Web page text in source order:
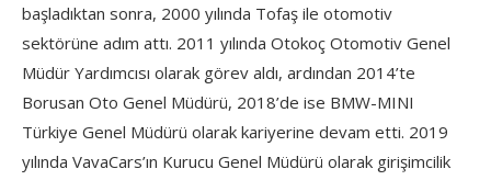
başladıktan sonra, 2000 yılında Tofaş ile otomotiv
sektörüne adım attı. 2011 yılında Otokoç Otomotiv Genel
Müdür Yardımcısı olarak görev aldı, ardından 2014’te
Borusan Oto Genel Müdürü, 2018’de ise BMW-MINI
Türkiye Genel Müdürü olarak kariyerine devam etti. 2019
yılında VavaCars’ın Kurucu Genel Müdürü olarak girişimcilik